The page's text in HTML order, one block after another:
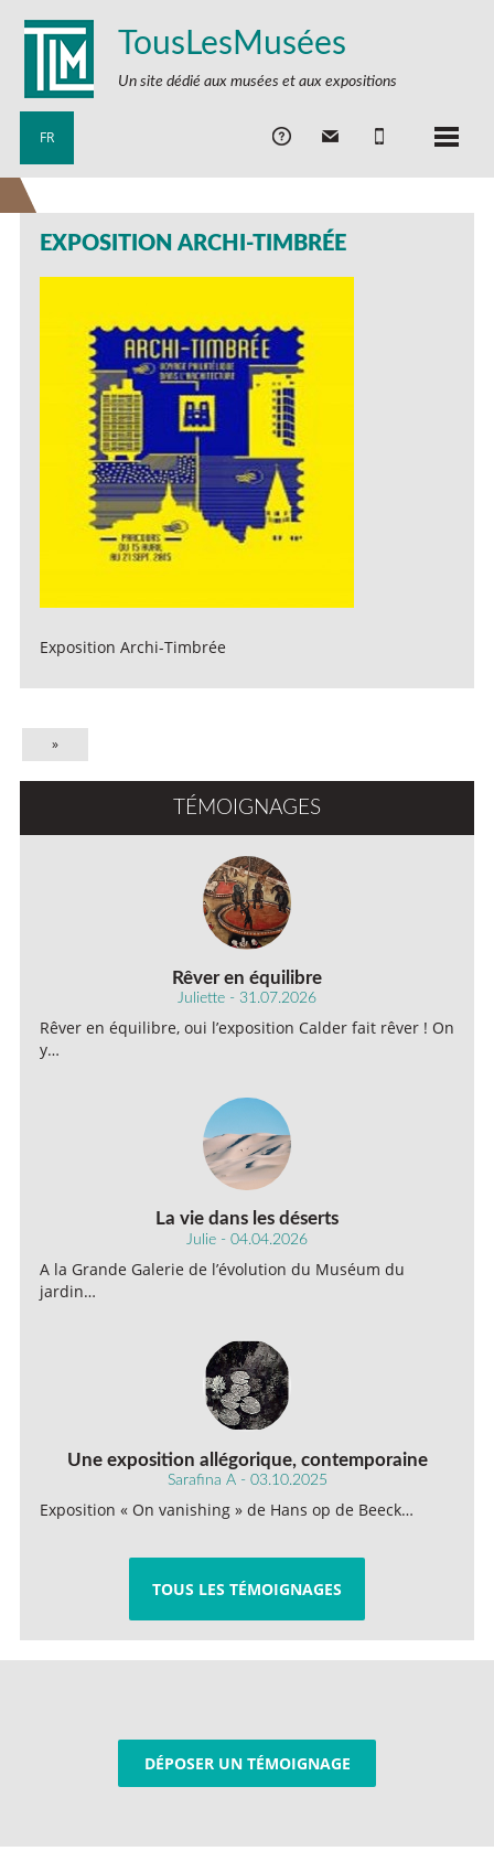
TousLesMusées
Un site dédié aux musées et aux expositions
FR
EXPOSITION ARCHI-TIMBRÉE
Exposition Archi-Timbrée
»
TÉMOIGNAGES
Rêver en équilibre
Juliette - 31.07.2026
Rêver en équilibre, oui l’exposition Calder fait rêver ! On
y…
La vie dans les déserts
Julie - 04.04.2026
A la Grande Galerie de l’évolution du Muséum du
jardin…
Une exposition allégorique, contemporaine
Sarafina A - 03.10.2025
Exposition « On vanishing » de Hans op de Beeck…
TOUS LES TÉMOIGNAGES
DÉPOSER UN TÉMOIGNAGE